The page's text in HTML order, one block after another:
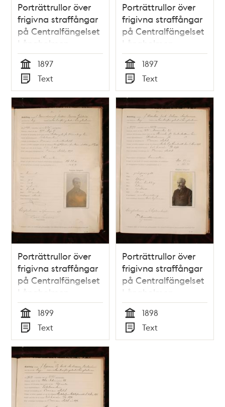
Porträttrullor över
frigivna straffångar
på Centralfängelset
Långholmen
Tid
1897
Typ
Text
Porträttrullor över
frigivna straffångar
på Centralfängelset
Långholmen
Tid
1897
Typ
Text
Porträttrullor över
frigivna straffångar
på Centralfängelset
Långholmen
Tid
1899
Typ
Text
Porträttrullor över
frigivna straffångar
på Centralfängelset
Långholmen
Tid
1898
Typ
Text